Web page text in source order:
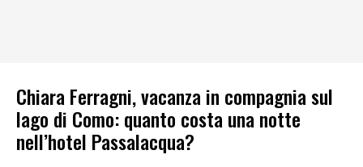
Chiara Ferragni, vacanza in compagnia sul
lago di Como: quanto costa una notte
nell’hotel Passalacqua?